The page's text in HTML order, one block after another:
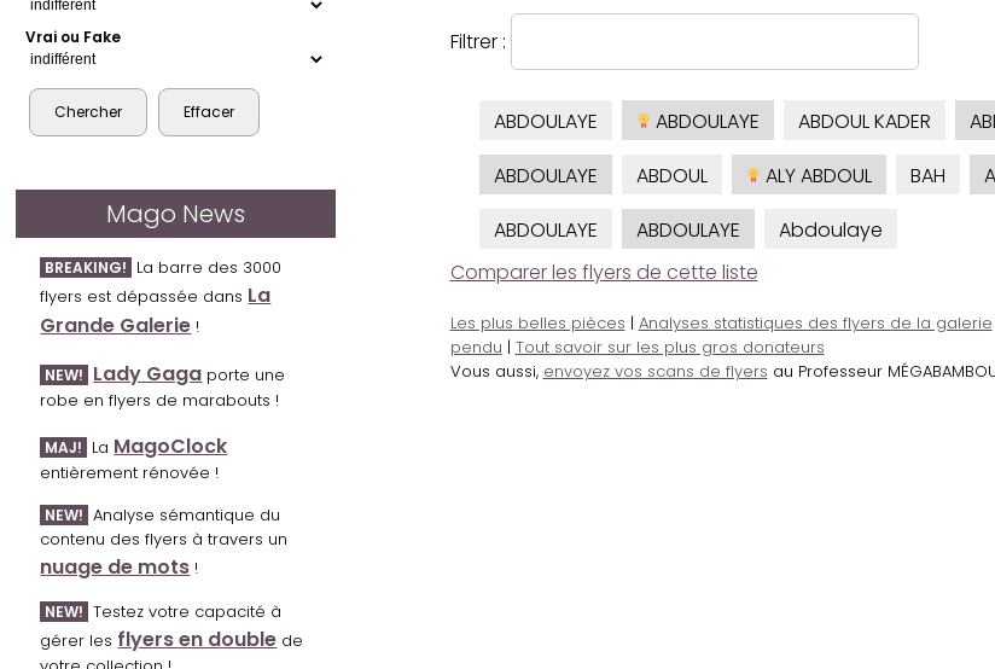
Vrai ou Fake
Mago News
BREAKING! La barre des 3000
flyers est dépassée dans La
Grande Galerie !
NEW! Lady Gaga porte une
robe en flyers de marabouts !
MAJ! La MagoClock
entièrement rénovée !
NEW! Analyse sémantique du
contenu des flyers à travers un
nuage de mots !
NEW! Testez votre capacité à
gérer les flyers en double de
Filtrer :
ABDOULAYE ABDOULAYE ABDOUL KADER
ABDOULAYE
ABDOUL ALY ABDOUL BAH
ABDOULAYE
ABDOULAYE
Abdoulaye
Comparer les flyers de cette liste
Les plus belles pièces | Analyses statistiques des flyers de la galerie
pendu | Tout savoir sur les plus gros donateurs
Vous aussi, envoyez vos scans de flyers au Professeur